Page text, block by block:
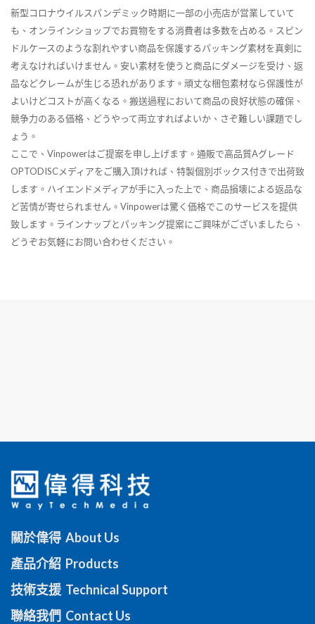
新型コロナウイルスパンデミック時期に一部の小売店が営業していて
も、オンラインショップでお買物をする消費者は多数を占める。スピン
ドルケースのような割れやすい商品を保護するパッキング素材を真剣に
考えなければいけません。安い素材を使うと商品にダメージを受け、返
品などクレームが生じる恐れがあります。頑丈な梱包素材なら保護性が
よいけどコストが高くなる。搬送過程において商品の良好状態の確保、
競争力のある価格、どうやって両立すればよいか、さぞ難しい課題でし
ょう。
ここで、Vinpowerはご提案を申し上げます。通販で高品質Aグレード
OPTODISCメディアをご購入頂ければ、特製個別ボックス付きで出荷致
します。ハイエンドメディアが手に入った上で、商品損壊による返品な
ど苦情が寄せられません。Vinpowerは驚く価格でこのサービスを提供
致します。ラインナップとパッキング提案にご興味がございましたら、
どうぞお気軽にお問い合わせください。
關於偉得 About Us
產品介紹 Products
技術支援 Technical Support
聯絡我們 Contact Us